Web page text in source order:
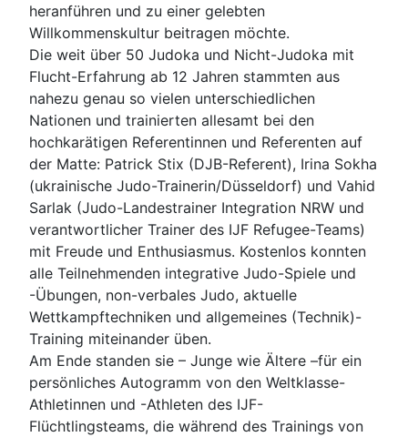
heranführen und zu einer gelebten
Willkommenskultur beitragen möchte.
Die weit über 50 Judoka und Nicht-Judoka mit
Flucht-Erfahrung ab 12 Jahren stammten aus
nahezu genau so vielen unterschiedlichen
Nationen und trainierten allesamt bei den
hochkarätigen Referentinnen und Referenten auf
der Matte: Patrick Stix (DJB-Referent), Irina Sokha
(ukrainische Judo-Trainerin/Düsseldorf) und Vahid
Sarlak (Judo-Landestrainer Integration NRW und
verantwortlicher Trainer des IJF Refugee-Teams)
mit Freude und Enthusiasmus. Kostenlos konnten
alle Teilnehmenden integrative Judo-Spiele und
-Übungen, non-verbales Judo, aktuelle
Wettkampftechniken und allgemeines (Technik)-
Training miteinander üben.
Am Ende standen sie – Junge wie Ältere –für ein
persönliches Autogramm von den Weltklasse-
Athletinnen und -Athleten des IJF-
Flüchtlingsteams, die während des Trainings von